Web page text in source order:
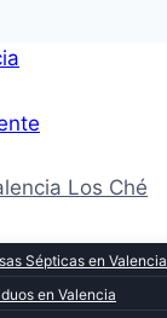
Los Ché
Sépticas en Valencia
en Valencia